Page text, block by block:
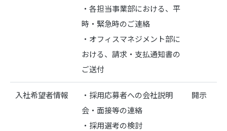
・各担当事業部における、平
時・緊急時のご連絡
・オフィスマネジメント部に
おける、請求・支払通知書の
ご送付
入社希望者情報
・採用応募者への会社説明
会・面接等の連絡
・採用選考の検討
開示